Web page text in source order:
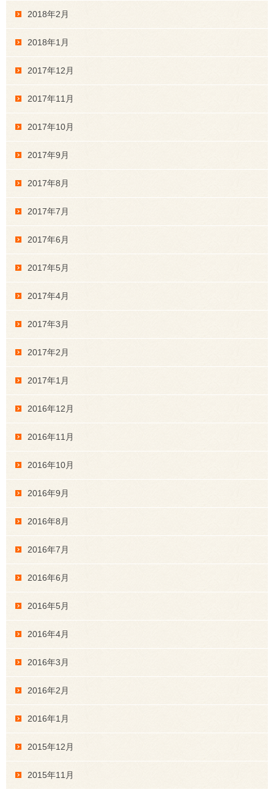
2018年2月
2018年1月
2017年12月
2017年11月
2017年10月
2017年9月
2017年8月
2017年7月
2017年6月
2017年5月
2017年4月
2017年3月
2017年2月
2017年1月
2016年12月
2016年11月
2016年10月
2016年9月
2016年8月
2016年7月
2016年6月
2016年5月
2016年4月
2016年3月
2016年2月
2016年1月
2015年12月
2015年11月